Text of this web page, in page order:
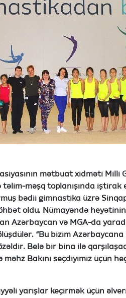
mətbuat xidməti Milli
təlim-məşq toplanışında iştirak
bədii gimnastika üzrə
oldu. Nümayəndə
Azərbaycan və MGA-da
“Bu bizim
Belə bir bina ilə
məhz Bakını seçdiyimiz üçün
yarışlar keçirmək üçün